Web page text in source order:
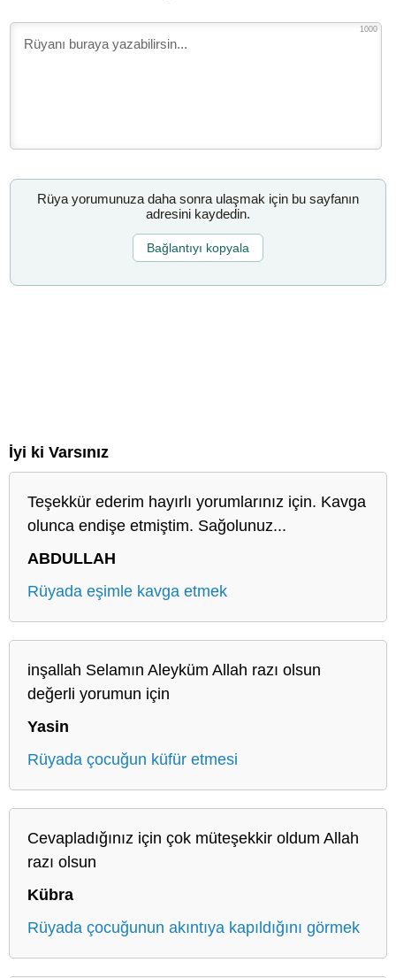
1000
Rüya yorumunuza daha sonra ulaşmak için bu sayfanın
adresini kaydedin.
Bağlantıyı kopyala
İyi ki Varsınız
Teşekkür ederim hayırlı yorumlarınız için. Kavga
olunca endişe etmiştim. Sağolunuz...
ABDULLAH
Rüyada eşimle kavga etmek
inşallah Selamın Aleyküm Allah razı olsun
değerli yorumun için
Yasin
Rüyada çocuğun küfür etmesi
Cevapladığınız için çok müteşekkir oldum Allah
razı olsun
Kübra
Rüyada çocuğunun akıntıya kapıldığını görmek